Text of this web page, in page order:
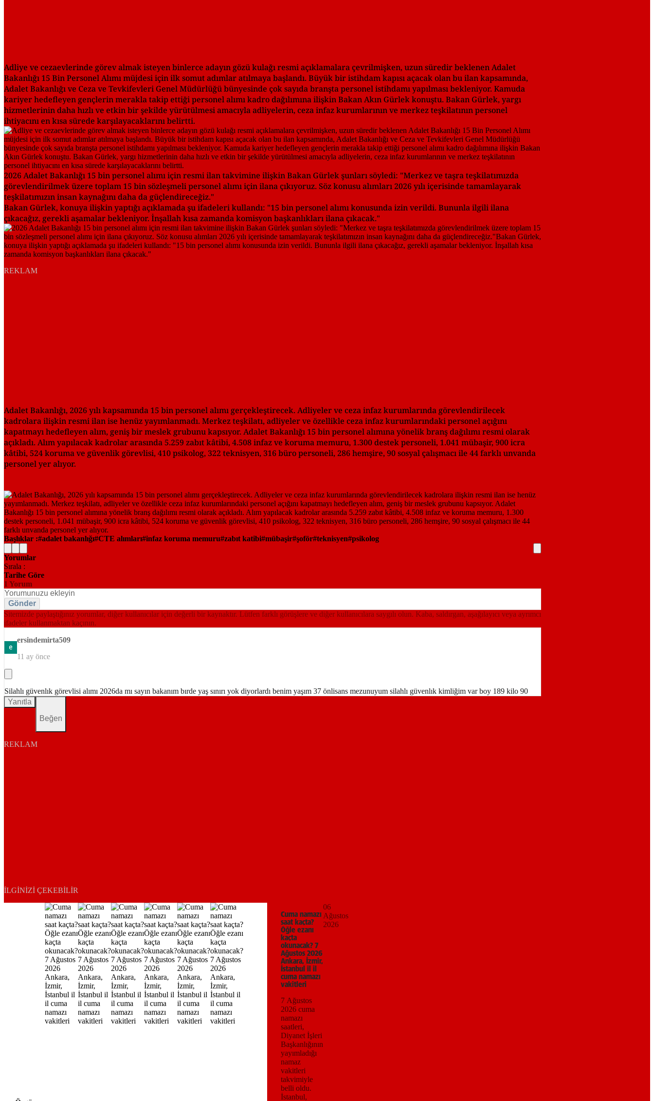
Adliye ve cezaevlerinde görev almak isteyen binlerce adayın gözü kulağı resmi açıklamalara çevrilmişken, uzun süredir beklenen Adalet
Bakanlığı 15 Bin Personel Alımı müjdesi için ilk somut adımlar atılmaya başlandı. Büyük bir istihdam kapısı açacak olan bu ilan kapsamında,
Adalet Bakanlığı ve Ceza ve Tevkifevleri Genel Müdürlüğü bünyesinde çok sayıda branşta personel istihdamı yapılması bekleniyor. Kamuda
kariyer hedefleyen gençlerin merakla takip ettiği personel alımı kadro dağılımına ilişkin Bakan Akın Gürlek konuştu. Bakan Gürlek, yargı
hizmetlerinin daha hızlı ve etkin bir şekilde yürütülmesi amacıyla adliyelerin, ceza infaz kurumlarının ve merkez teşkilatının personel
ihtiyacını en kısa sürede karşılayacaklarını belirtti.
2026 Adalet Bakanlığı 15 bin personel alımı için resmi ilan takvimine ilişkin Bakan Gürlek şunları söyledi: "Merkez ve taşra teşkilatımızda
görevlendirilmek üzere toplam 15 bin sözleşmeli personel alımı için ilana çıkıyoruz. Söz konusu alımları 2026 yılı içerisinde tamamlayarak
teşkilatımızın insan kaynağını daha da güçlendireceğiz."
Bakan Gürlek, konuya ilişkin yaptığı açıklamada şu ifadeleri kullandı: "15 bin personel alımı konusunda izin verildi. Bununla ilgili ilana
çıkacağız, gerekli aşamalar bekleniyor. İnşallah kısa zamanda komisyon başkanlıkları ilana çıkacak."
REKLAM
Adalet Bakanlığı, 2026 yılı kapsamında 15 bin personel alımı gerçekleştirecek. Adliyeler ve ceza infaz kurumlarında görevlendirilecek
kadrolara ilişkin resmi ilan ise henüz yayımlanmadı. Merkez teşkilatı, adliyeler ve özellikle ceza infaz kurumlarındaki personel açığını
kapatmayı hedefleyen alım, geniş bir meslek grubunu kapsıyor. Adalet Bakanlığı 15 bin personel alımına yönelik branş dağılımı resmi olarak
açıkladı. Alım yapılacak kadrolar arasında 5.259 zabıt kâtibi, 4.508 infaz ve koruma memuru, 1.300 destek personeli, 1.041 mübaşir, 900 icra
kâtibi, 524 koruma ve güvenlik görevlisi, 410 psikolog, 322 teknisyen, 316 büro personeli, 286 hemşire, 90 sosyal çalışmacı ile 44 farklı unvanda
personel yer alıyor.
Başlıklar : adalet bakanlığı CTE alımları infaz koruma memuru zabıt katibi mübaşir şoför teknisyen psikolog
Yorumlar
Sırala :
Tarihe Göre
1 Yorum
Gönder
Sitemizde paylaştığınız yorumlar, diğer kullanıcılar için değerli bir kaynaktır. Lütfen farklı görüşlere ve diğer kullanıcılara saygılı olun. Kaba, saldırgan, aşağılayıcı veya ayrımcı
ifadeler kullanmaktan kaçının.
ersindemirta509
11 ay önce
Silahlı güvenlık görevlisi alımı 2026da mı sayın bakanım bırde yaş sınırı yok diyorlardı benim yaşım 37 önlisans mezunuyum silahlı güvenlık kimliğim var boy 189 kilo 90
Yanıtla
Beğen
REKLAM
İLGINIZI ÇEKEBILIR
Cuma namazı
saat kaçta?
Öğle ezanı
kaçta
okunacak? 7
Ağustos 2026
Ankara, İzmir,
İstanbul il il
cuma namazı
vakitleri
7 Ağustos
2026 cuma
namazı
saatleri,
Diyanet İşleri
Başkanlığının
yayımladığı
namaz
vakitleri
takvimiyle
belli oldu.
İstanbul,
06
Ağustos
2026